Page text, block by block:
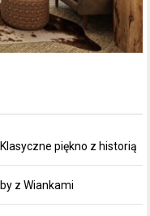
piękno z historią
z Wiankami